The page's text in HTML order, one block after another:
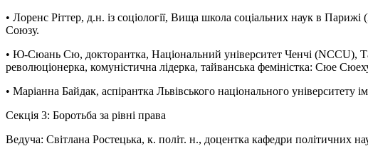
• Лоренс Ріттер, д.н. із соціології, Вища школа соціальних наук в Парижі
Союзу.
• Ю-Сюань Сю, докторантка, Національний університет Ченчі (NCCU),
революціонерка, комуністична лідерка, тайванська феміністка: Сюе
• Маріанна Байдак, аспірантка Львівського національного
Секція 3: Боротьба за рівні права
Ведуча: Світлана Ростецька, к. політ. н., доцентка кафедри політичних